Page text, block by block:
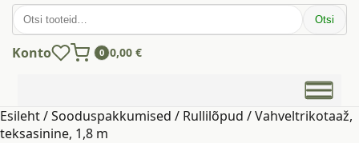
Otsi: Otsi
Konto 0 0,00 €
Esileht/Sooduspakkumised / Rullilõpud / Vahveltrikotaaž,
teksasinine, 1,8 m